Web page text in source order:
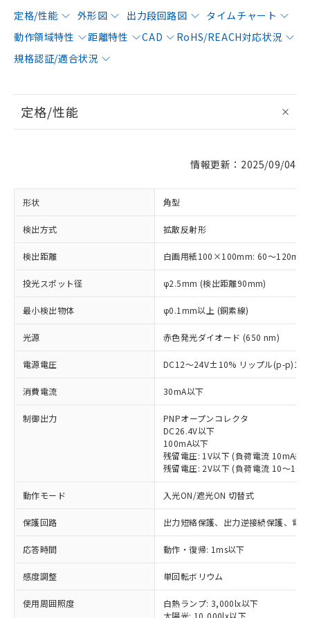
定格/性能 外形図 出力段回路図
タイムチャート
動作領域特性
距離特性 CAD
RoHS/REACH対応状況
規格認証/適合状況
定格/性能
情報更新：2025/09/04
形状 角型
検出方式 拡散反射形
検出距離 白画用紙100×100mm: 60～120mm
投光スポット径 φ2.5mm (検出距離90mm)
最小検出物体 φ0.1mm以上 (銅素線)
光源 赤色発光ダイオード (650 nm)
電源電圧 DC12～24V±10% リップル(p-
消費電流 30mA以下
制御出力
PNPオープンコレクタ
DC26.4V以下
100mA以下
残留電圧: 1V以下 (負荷電流 10mA未
残留電圧: 2V以下 (負荷電流 10～
動作モード 入光ON/遮光ON 切替式
保護回路 出力短絡保護、出力逆接続保護、電
応答時間 動作・復帰: 1ms以下
感度調整 単回転ボリウム
使用周囲照度
白熱ランプ: 3,000lx以下
太陽光: 10,000lx以下
※1 対応状況
対応済み：EU RoHS指令（10物質）の
非含有に対応した製品が提供可能な商品で
す。